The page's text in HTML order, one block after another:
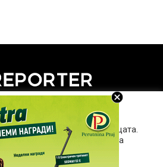
(cookies)
оптимизирање на страницата.
од суштинско значење за
а други помагаат да ја
страница и вашето